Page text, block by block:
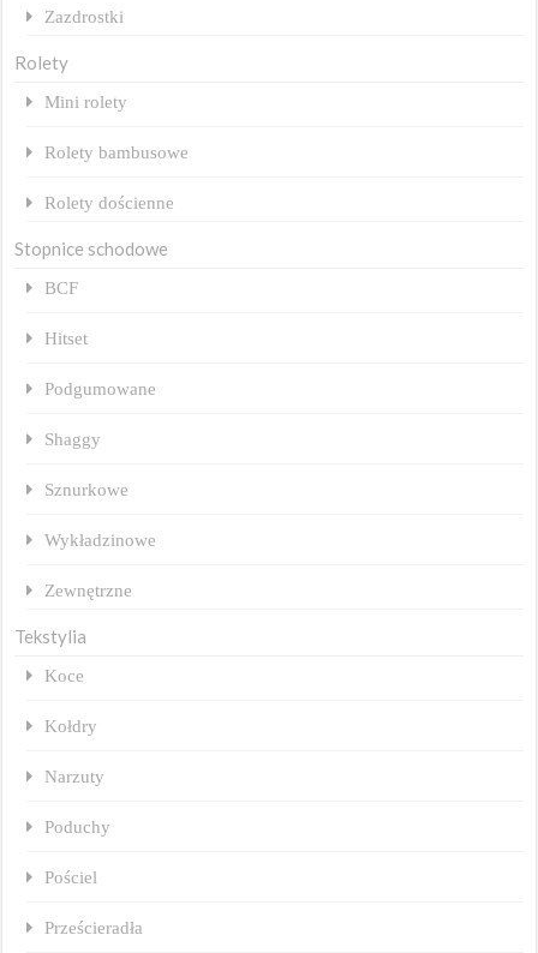
Zazdrostki
Rolety
Mini rolety
Rolety bambusowe
Rolety dościenne
Stopnice schodowe
BCF
Hitset
Podgumowane
Shaggy
Sznurkowe
Wykładzinowe
Zewnętrzne
Tekstylia
Koce
Kołdry
Narzuty
Poduchy
Pościel
Prześcieradła